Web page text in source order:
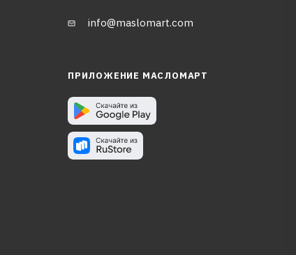
info@maslomart.com
ПРИЛОЖЕНИЕ МАСЛОМАРТ